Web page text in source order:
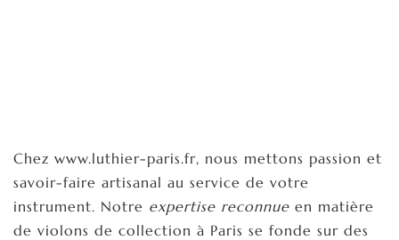
Chez www.luthier-paris.fr, nous mettons passion et
savoir-faire artisanal au service de votre
instrument. Notre expertise reconnue en matière
de violons de collection à Paris se fonde sur des